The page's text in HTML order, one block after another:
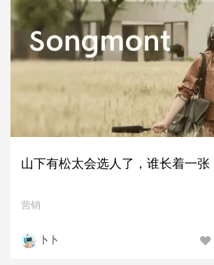
山下有松太会选人了，谁长着一张
营销
卜卜